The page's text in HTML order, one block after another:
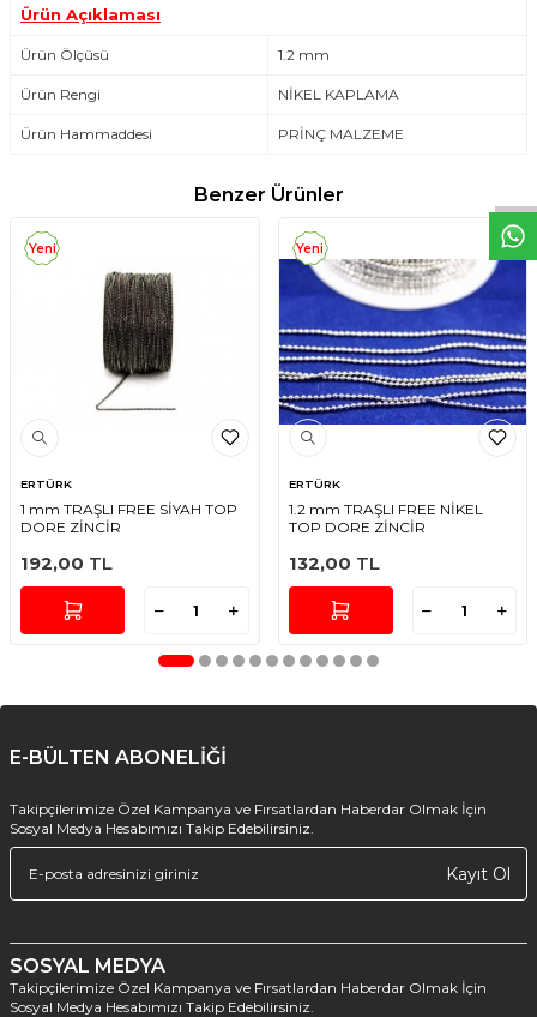
Ürün Açıklaması
Ürün Ölçüsü 1.2 mm
Ürün Rengi NİKEL KAPLAMA
Ürün Hammaddesi PRİNÇ MALZEME
Benzer Ürünler
Yeni
ERTÜRK
1 mm TRAŞLI FREE SİYAH TOP
DORE ZİNCİR
192,00 TL
Yeni
ERTÜRK
1.2 mm TRAŞLI FREE NİKEL
TOP DORE ZİNCİR
132,00 TL
E-BÜLTEN ABONELİĞİ
Takipçilerimize Özel Kampanya ve Fırsatlardan Haberdar Olmak İçin
Sosyal Medya Hesabımızı Takip Edebilirsiniz.
Kayıt Ol
SOSYAL MEDYA
Takipçilerimize Özel Kampanya ve Fırsatlardan Haberdar Olmak İçin
Sosyal Medya Hesabımızı Takip Edebilirsiniz.